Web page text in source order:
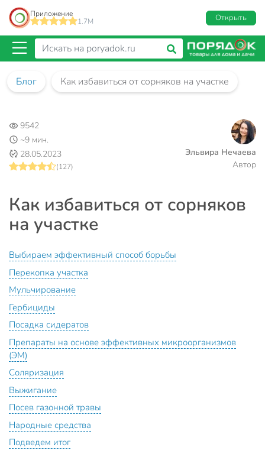
Приложение
1.7M
Открыть
Блог Как избавиться от сорняков на участке
9542
~9 мин.
28.05.2023
(127) Автор
Эльвира Нечаева
Как избавиться от сорняков
на участке
Выбираем эффективный способ борьбы
Перекопка участка
Мульчирование
Гербициды
Посадка сидератов
Препараты на основе эффективных микроорганизмов
(ЭМ)
Соляризация
Выжигание
Посев газонной травы
Народные средства
Подведем итог